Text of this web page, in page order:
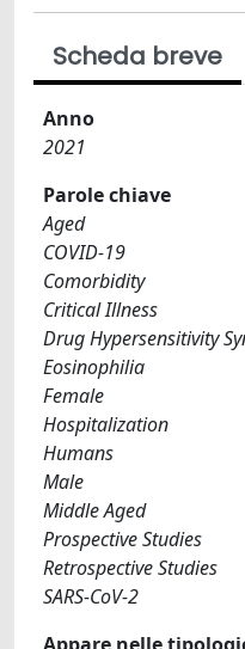
Scheda breve
Anno
2021
Parole chiave
Aged
COVID-19
Comorbidity
Critical Illness
Drug Hypersensitivity
Eosinophilia
Female
Hospitalization
Humans
Male
Middle Aged
Prospective Studies
Retrospective Studies
SARS-CoV-2